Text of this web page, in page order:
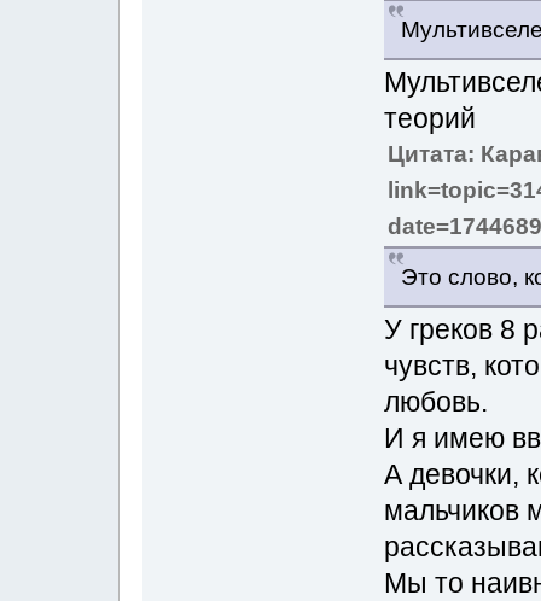
теорий
Цитата:
Это слово,
У греков 8
чувств,
любовь.
И я имею
А девочки,
мальчиков
Мы то